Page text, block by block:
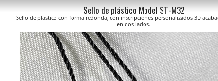
Sello de plástico Model ST-M32
Sello de plástico con forma redonda, con inscripciones personalizados 3D
en dos lados.